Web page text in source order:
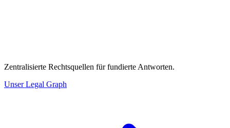
Zentralisierte Rechtsquellen für fundierte Antworten.
Unser Legal Graph